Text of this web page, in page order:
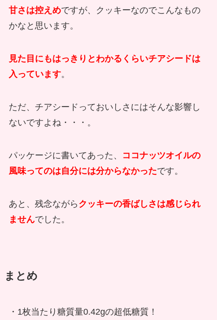
甘さは控えめですが、クッキーなのでこんなもの
かなと思います。
見た目にもはっきりとわかるくらいチアシードは
入っています。
ただ、チアシードっておいしさにはそんな影響し
ないですよね・・・。
パッケージに書いてあった、
ココナッツオイルの
風味ってのは自分には分からなかったです。
あと、残念ながら クッキーの香ばしさは感じられ
ませんでした。
まとめ
・1枚当たり糖質量0.42gの超低糖質！